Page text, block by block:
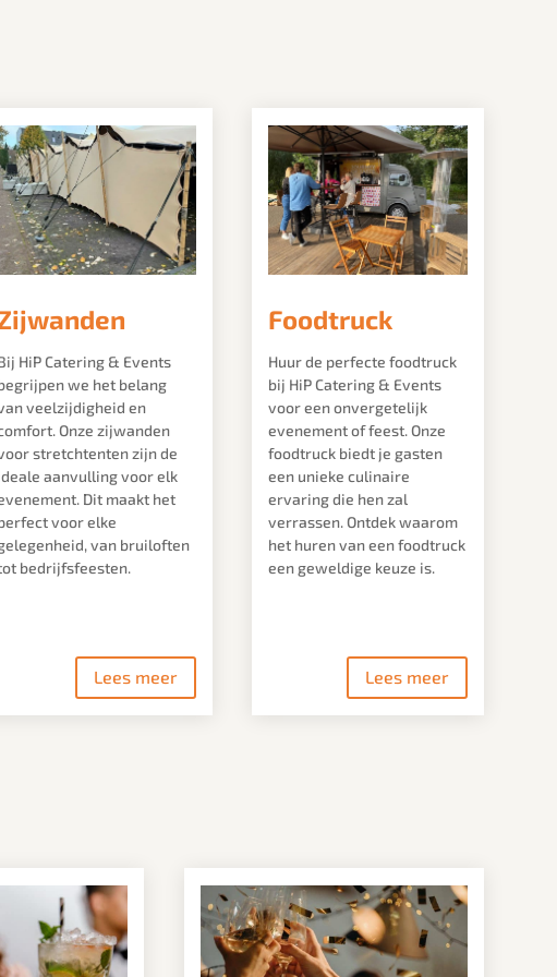
HiP Catering & Events
we het belang
veelzijdigheid en
Onze zijwanden
stretchtenten zijn de
aanvulling voor elk
Dit maakt het
voor elke
van bruiloften
bedrijfsfeesten.
Lees meer
Foodtruck
Huur de perfecte foodtruck
bij HiP Catering & Events
voor een onvergetelijk
evenement of feest. Onze
foodtruck biedt je gasten
een unieke culinaire
ervaring die hen zal
verrassen. Ontdek waarom
het huren van een foodtruck
een geweldige keuze is.
Lees meer